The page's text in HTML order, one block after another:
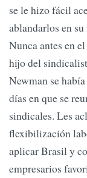
se le hizo fácil
ablandarlos en
Nunca antes en
hijo del
Newman se
días en que se
sindicales. Les
flexibilización
aplicar Brasil y
empresarios